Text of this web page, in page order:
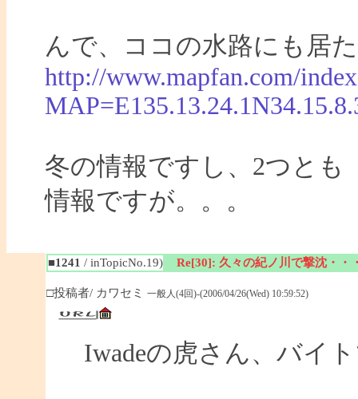
んで、ココの水路にも居
http://www.mapfan.com/
冬の情報ですし、2つと
情報ですが。。。
■1241 / inTopicNo.19) Re[30]: 久々の紀ノ川で撃沈・・
□投稿者/ カワセミ 一般人(4回)-(2006/04/26(Wed) 10:59:52)
Iwadeの虎さん、バイ